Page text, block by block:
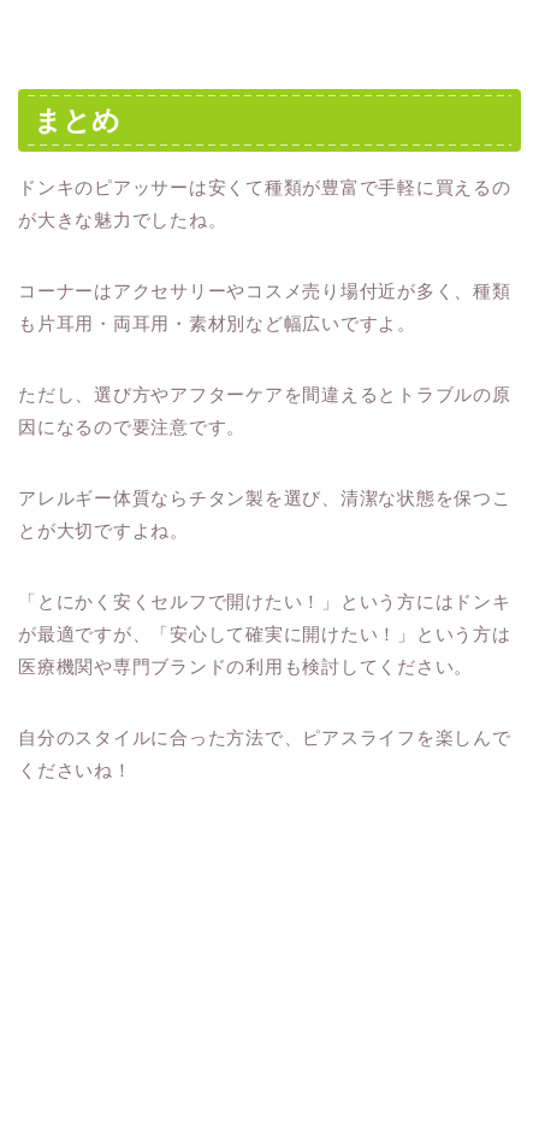
まとめ
ドンキのピアッサーは安くて種類が豊富で手軽に買えるの
が大きな魅力でしたね。
コーナーはアクセサリーやコスメ売り場付近が多く、種類
も片耳用・両耳用・素材別など幅広いですよ。
ただし、選び方やアフターケアを間違えるとトラブルの原
因になるので要注意です。
アレルギー体質ならチタン製を選び、清潔な状態を保つこ
とが大切ですよね。
「とにかく安くセルフで開けたい！」という方にはドンキ
が最適ですが、「安心して確実に開けたい！」という方は
医療機関や専門ブランドの利用も検討してください。
自分のスタイルに合った方法で、ピアスライフを楽しんで
くださいね！